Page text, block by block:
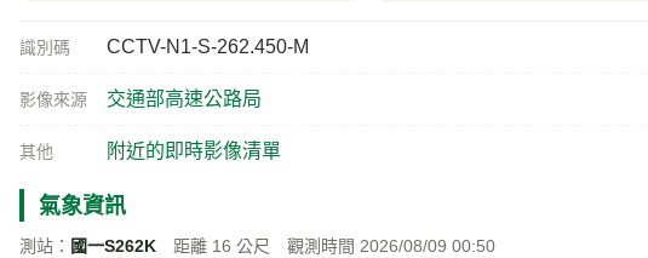
識別碼 CCTV-N1-S-262.450-M
影像來源 交通部高速公路局
其他 附近的即時影像清單
氣象資訊
測站： 國一S262K 距離 16 公尺 觀測時間 2026/08/09 00:50